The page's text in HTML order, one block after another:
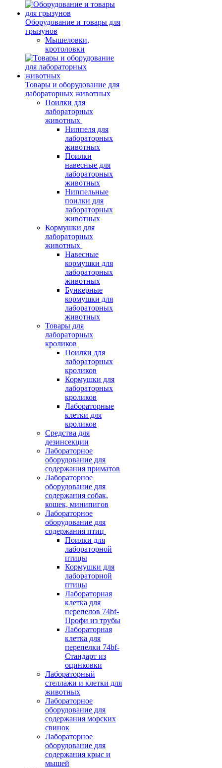
Оборудование и товары для
грызунов
Мышеловки,
кротоловки
Товары и оборудование для
лабораторных животных
Поилки для
лабораторных
животных
Ниппеля для
лабораторных
животных
Поилки
навесные для
лабораторных
животных
Ниппельные
поилки для
лабораторных
животных
Кормушки для
лабораторных
животных
Навесные
кормушки для
лабораторных
животных
Бункерные
кормушки для
лабораторных
животных
Товары для
лабораторных
кроликов
Поилки для
лабораторных
кроликов
Кормушки для
лабораторных
кроликов
Лабораторные
клетки для
кроликов
Средства для
дезинсекции
Лабораторное
оборудование для
содержания приматов
Лабораторное
оборудование для
содержания собак,
кошек, минипигов
Лабораторное
оборудование для
содержания птиц
Поилки для
лабораторной
птицы
Кормушки для
лабораторной
птицы
Лабораторная
клетка для
перепелов 74bf-
Профи из трубы
Лабораторная
клетка для
перепелки 74bf-
Стандарт из
оцинковки
Лабораторный
стеллажи и клетки для
животных
Лабораторное
оборудование для
содержания морских
свинок
Лабораторное
оборудование для
содержания крыс и
мышей